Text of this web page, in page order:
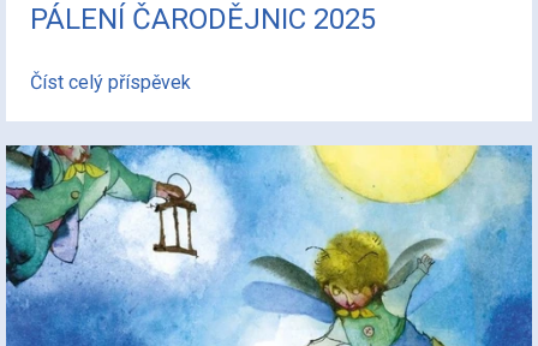
PÁLENÍ ČARODĚJNIC 2025
Číst celý příspěvek